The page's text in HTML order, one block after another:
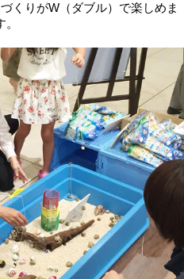
くりがW（ダブル）で楽しめま
。